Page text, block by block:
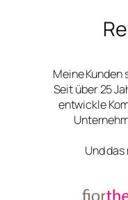
Meine Kunden
Seit über 25
entwickle
Und